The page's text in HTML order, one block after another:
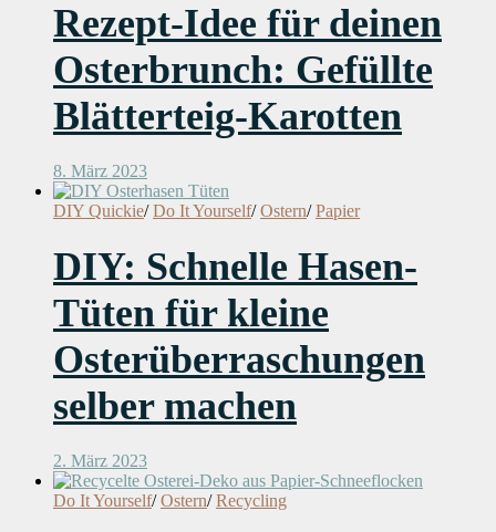
Rezept-Idee für deinen
Osterbrunch: Gefüllte
Blätterteig-Karotten
8. März 2023
DIY Quickie/ Do It Yourself/ Ostern/ Papier
DIY: Schnelle Hasen-
Tüten für kleine
Osterüberraschungen
selber machen
2. März 2023
Do It Yourself/ Ostern/ Recycling